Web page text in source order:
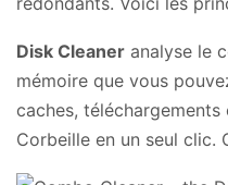
Disk Cleaner analyse le
mémoire que vous
caches,
Corbeille en un seul